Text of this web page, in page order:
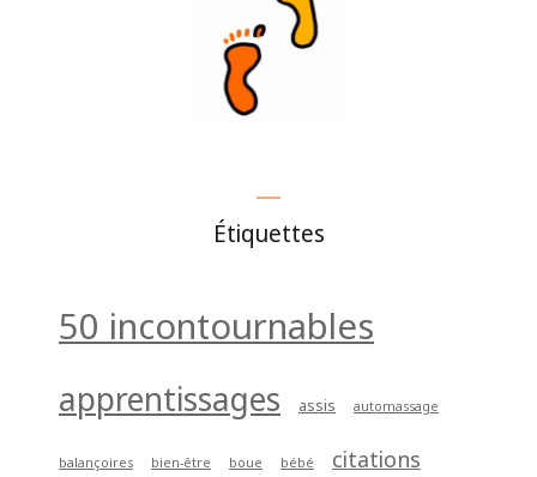
Étiquettes
50 incontournables
apprentissages assis automassage
balançoires bien-être boue bébé citations